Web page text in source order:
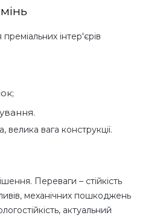
інтер'єрів
велика вага конструкції.
Переваги – стійкість
механічних пошкоджень
актуальний